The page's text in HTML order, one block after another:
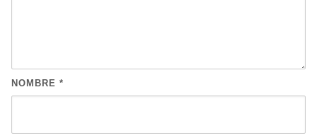
NOMBRE *